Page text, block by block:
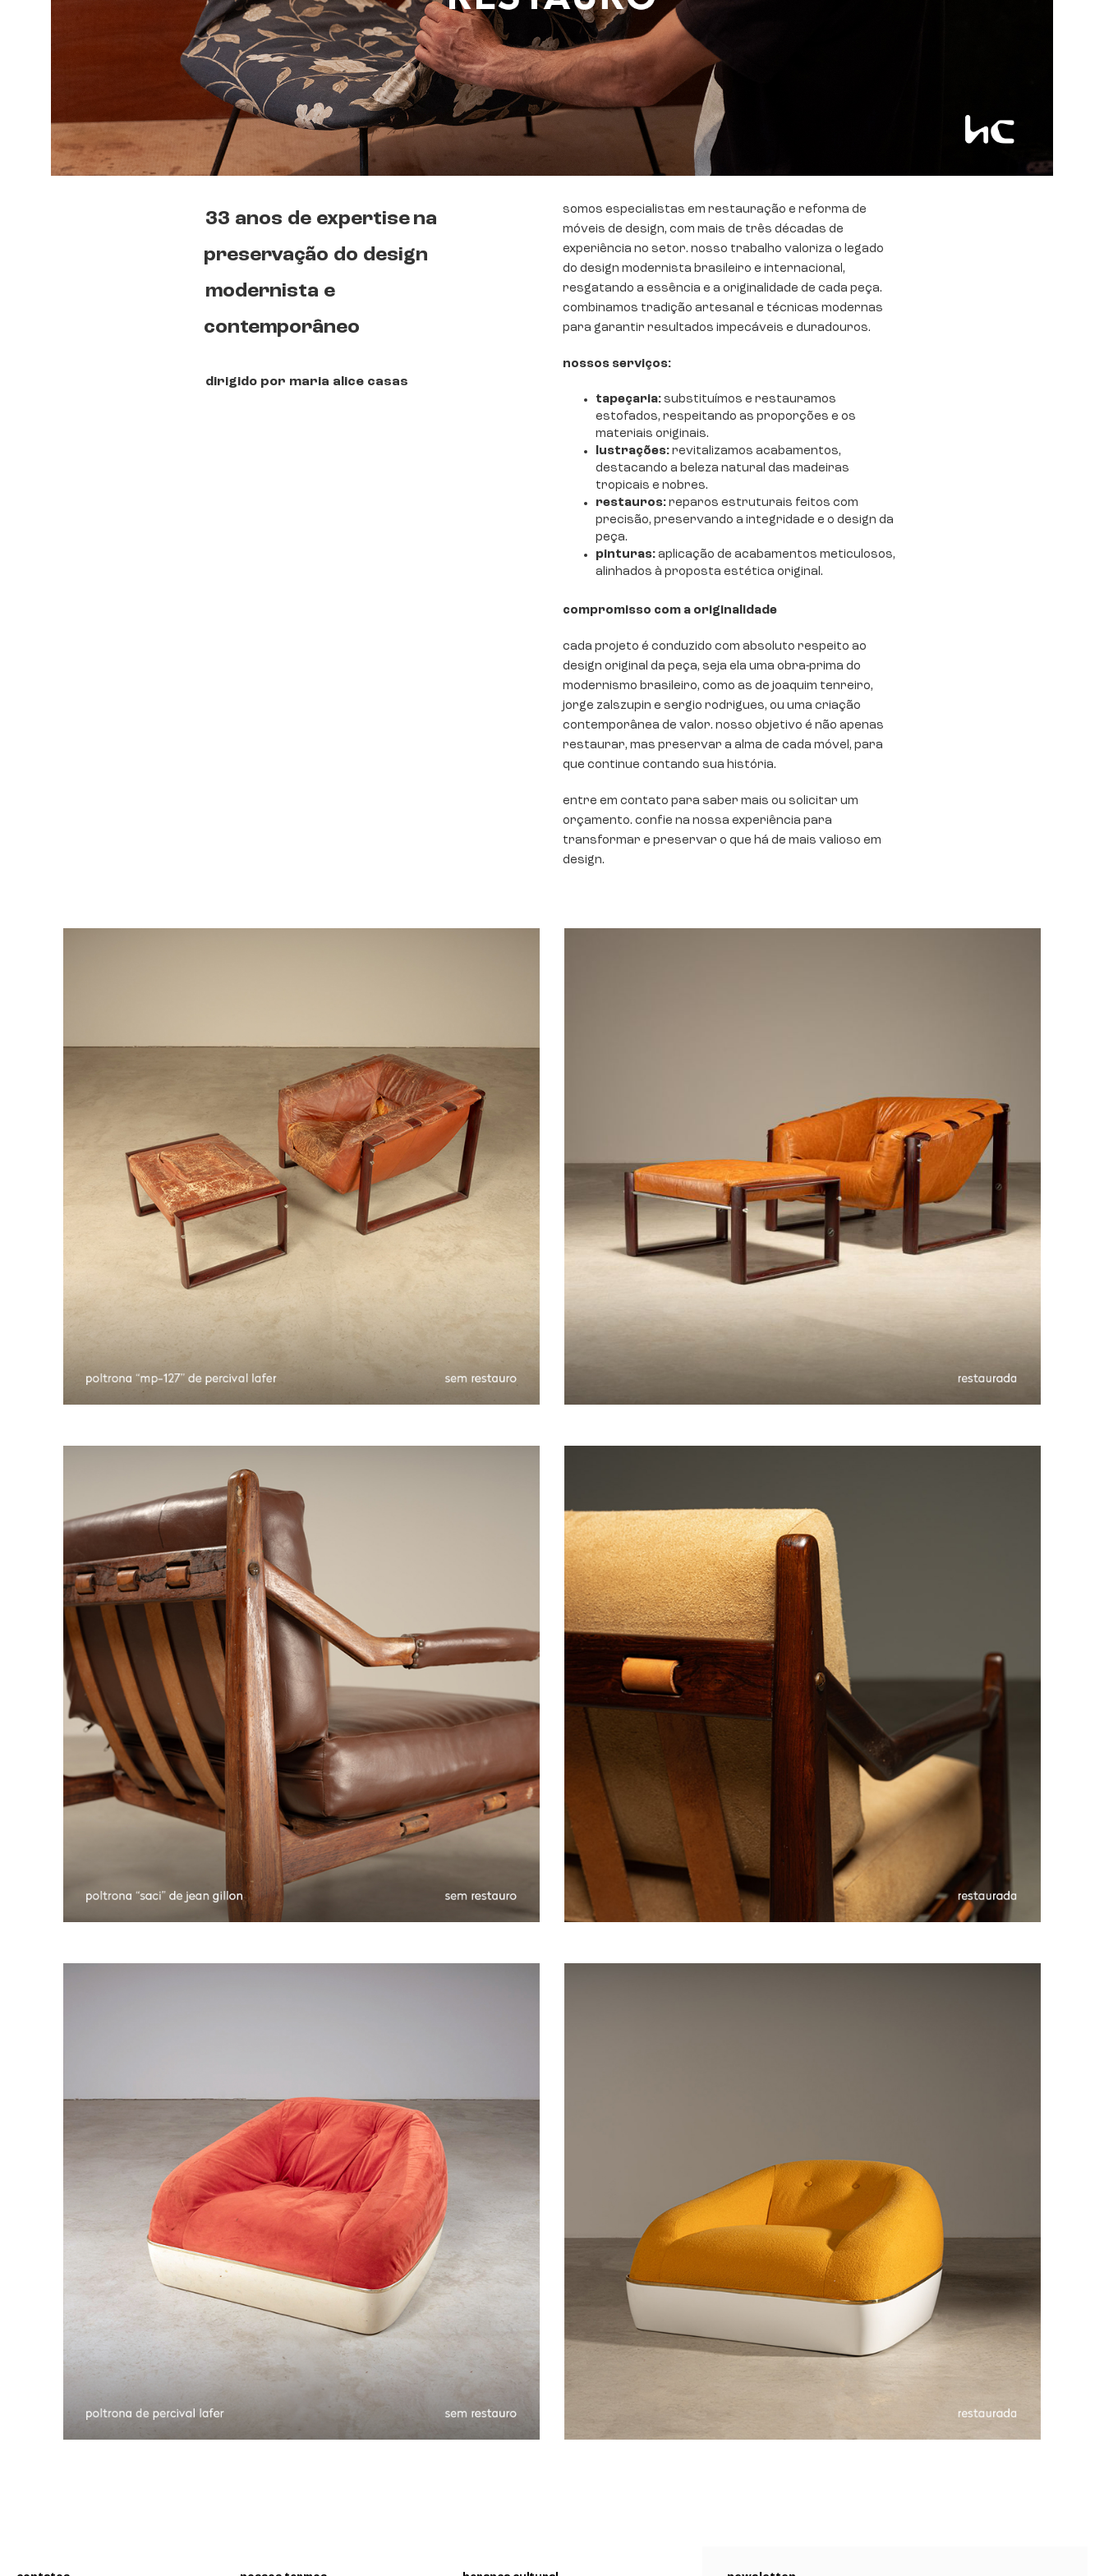
33 anos de expertise na
preservação do design
modernista e
contemporâneo
dirigido por maria alice casas
somos especialistas em restauração e reforma de
móveis de design, com mais de três décadas de
experiência no setor. nosso trabalho valoriza o legado
do design modernista brasileiro e internacional,
resgatando a essência e a originalidade de cada peça.
combinamos tradição artesanal e técnicas modernas
para garantir resultados impecáveis e duradouros.
nossos serviços:
tapeçaria: substituímos e restauramos
estofados, respeitando as proporções e os
materiais originais.
lustrações: revitalizamos acabamentos,
destacando a beleza natural das madeiras
tropicais e nobres.
restauros: reparos estruturais feitos com
precisão, preservando a integridade e o design da
peça.
pinturas: aplicação de acabamentos meticulosos,
alinhados à proposta estética original.
compromisso com a originalidade
cada projeto é conduzido com absoluto respeito ao
design original da peça, seja ela uma obra-prima do
modernismo brasileiro, como as de joaquim tenreiro,
jorge zalszupin e sergio rodrigues, ou uma criação
contemporânea de valor. nosso objetivo é não apenas
restaurar, mas preservar a alma de cada móvel, para
que continue contando sua história.
entre em contato para saber mais ou solicitar um
orçamento. confie na nossa experiência para
transformar e preservar o que há de mais valioso em
design.